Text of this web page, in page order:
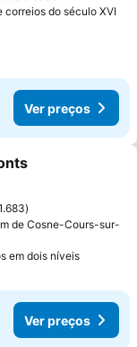
correios do século XVI
Ver preços
favoritos
de Cosne-Cours-sur-
em dois níveis
Ver preços